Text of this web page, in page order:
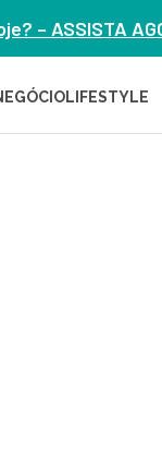
– ASSISTA
LIFESTYLE